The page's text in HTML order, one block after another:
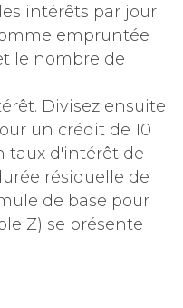
intérêts par jour
empruntée
le nombre de
Divisez ensuite
un crédit de 10
taux d'intérêt de
résiduelle de
de base pour
Z) se présente